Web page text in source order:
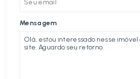
Mensagem